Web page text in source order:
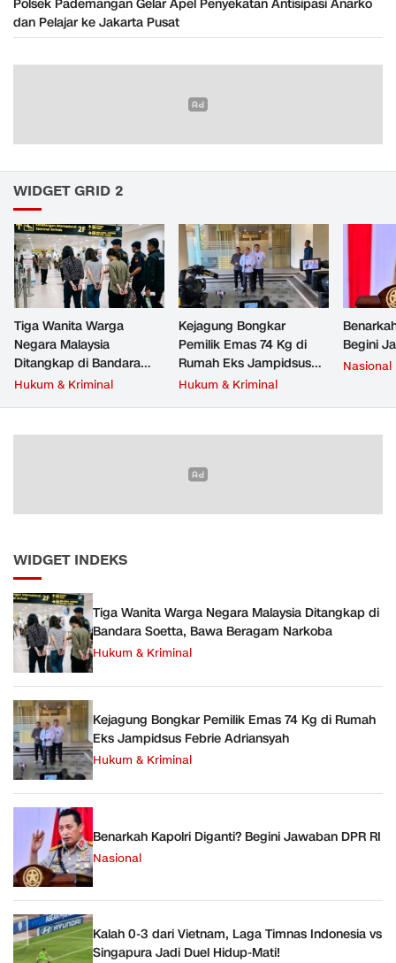
Polsek Pademangan Gelar Apel Penyekatan Antisipasi Anarko
dan Pelajar ke Jakarta Pusat
WIDGET GRID 2
Tiga Wanita Warga
Negara Malaysia
Ditangkap di Bandara
Soetta, Bawa Beragam
Hukum & Kriminal
Kejagung Bongkar
Pemilik Emas 74 Kg di
Rumah Eks Jampidsus
Febrie Adriansyah
Hukum & Kriminal
Begini
Nasional
WIDGET INDEKS
Tiga Wanita Warga Negara Malaysia Ditangkap di
Bandara Soetta, Bawa Beragam Narkoba
Hukum & Kriminal
Kejagung Bongkar Pemilik Emas 74 Kg di Rumah
Eks Jampidsus Febrie Adriansyah
Hukum & Kriminal
Benarkah Kapolri Diganti? Begini Jawaban DPR RI
Nasional
Kalah 0-3 dari Vietnam, Laga Timnas Indonesia vs
Singapura Jadi Duel Hidup-Mati!